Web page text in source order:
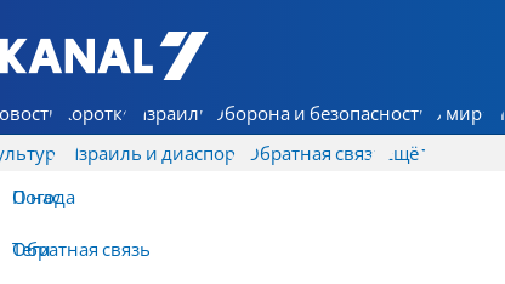
7 КАНАЛ - Аруц Шева
Коротко Израиль Оборона и безопасность В мире
Израиль и диаспора Обратная связь
О нас
Обратная связь
Ещё
Погода
Теги